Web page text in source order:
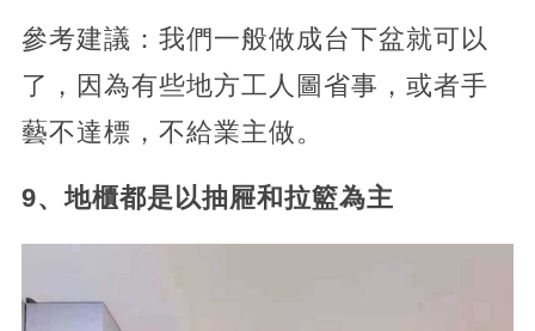
參考建議：我們一般做成台下盆就可以
了，因為有些地方工人圖省事，或者手
藝不達標，不給業主做。
9、地櫃都是以抽屜和拉籃為主